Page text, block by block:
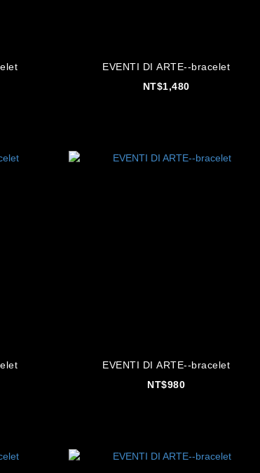
EVENTI DI ARTE--bracelet
NT$1,480
EVENTI DI ARTE--bracelet
NT$980